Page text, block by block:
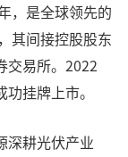
，是全球领先的
其间接控股股东
交易所。2022
挂牌上市。
深耕光伏产业